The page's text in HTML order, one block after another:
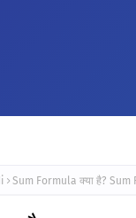
Sum Formula क्या है?